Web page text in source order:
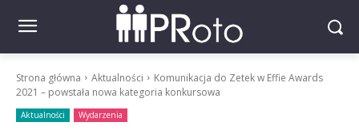
Strona główna Aktualności
Komunikacja do Zetek w Effie Awards
2021 – powstała nowa kategoria konkursowa
Aktualności Wydarzenia